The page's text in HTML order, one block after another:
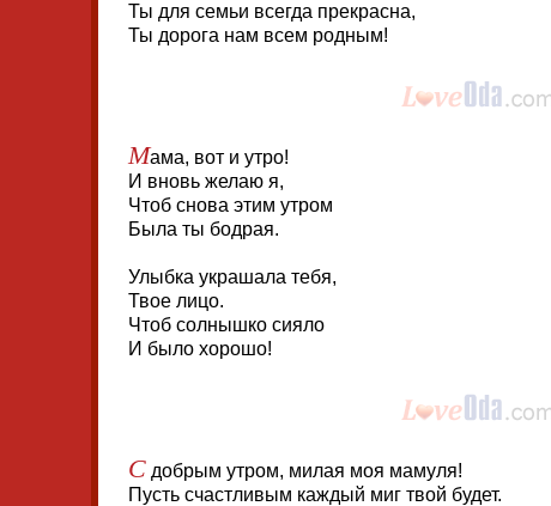
Ты для семьи всегда прекрасна,
Ты дорога нам всем родным!
Мама, вот и утро!
И вновь желаю я,
Чтоб снова этим утром
Была ты бодрая.
Улыбка украшала тебя,
Твое лицо.
Чтоб солнышко сияло
И было хорошо!
С добрым утром, милая моя мамуля!
Пусть счастливым каждый миг твой будет.